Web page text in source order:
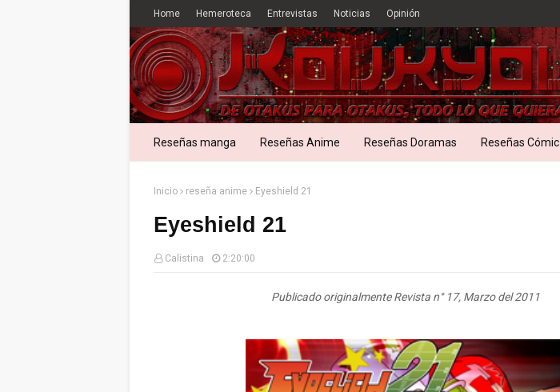
Home Hemeroteca Entrevistas Noticias Opinión
Reseñas manga Reseñas Anime Reseñas Doramas Reseñas Cómic
Inicio reseña anime Eyeshield 21
Eyeshield 21
Calistina 2:20:00
Publicado originalmente Revista n° 17, Marzo del 2011